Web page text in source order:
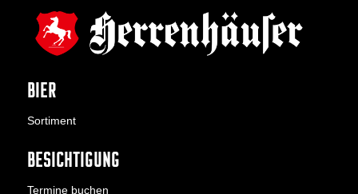
BIER
Sortiment
BESICHTIGUNG
Termine buchen